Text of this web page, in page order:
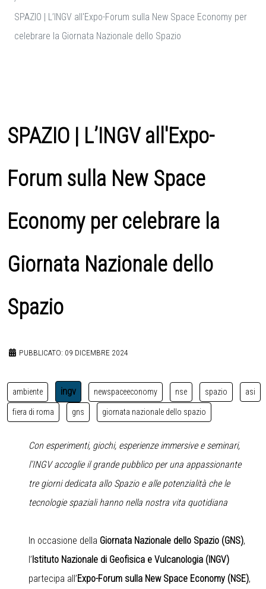
SPAZIO | L’INGV all'Expo-Forum sulla New Space Economy per
celebrare la Giornata Nazionale dello Spazio
SPAZIO | L’INGV all'Expo-
Forum sulla New Space
Economy per celebrare la
Giornata Nazionale dello
Spazio
PUBBLICATO: 09 DICEMBRE 2024
ambiente ingv newspaceeconomy nse spazio asi
fiera di roma gns giornata nazionale dello spazio
Con esperimenti, giochi, esperienze immersive e seminari,
l’INGV accoglie il grande pubblico per una appassionante
tre giorni dedicata allo Spazio e alle potenzialità che le
tecnologie spaziali hanno nella nostra vita quotidiana
In occasione della Giornata Nazionale dello Spazio (GNS),
l’ Istituto Nazionale di Geofisica e Vulcanologia (INGV)
partecipa all’Expo-Forum sulla New Space Economy (NSE),